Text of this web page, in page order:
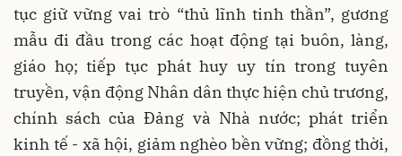
tục giữ vững vai trò “thủ lĩnh tinh thần”, gương
mẫu đi đầu trong các hoạt động tại buôn, làng,
giáo họ; tiếp tục phát huy uy tín trong tuyên
truyền, vận động Nhân dân thực hiện chủ trương,
chính sách của Đảng và Nhà nước; phát triển
kinh tế - xã hội, giảm nghèo bền vững; đồng thời,